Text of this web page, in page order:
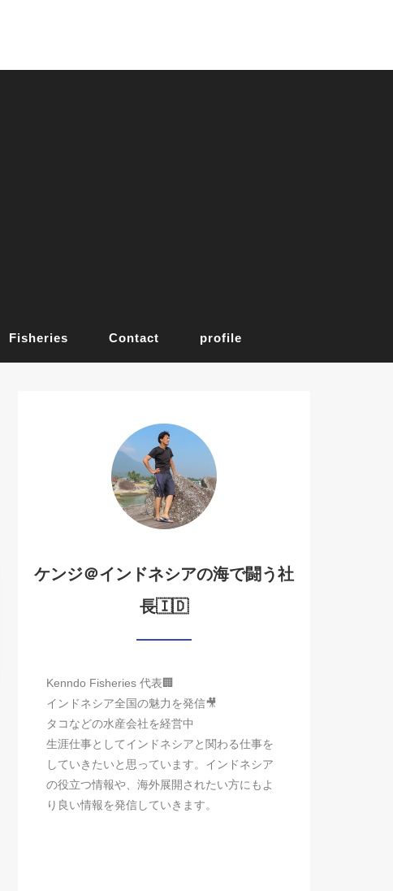
Fisheries Contact profile
ケンジ＠インドネシアの海で闘う社
長🇮🇩
Kenndo Fisheries 代表🏢
インドネシア全国の魅力を発信🎥
タコなどの水産会社を経営中
生涯仕事としてインドネシアと関わる仕事を
していきたいと思っています。インドネシア
の役立つ情報や、海外展開されたい方にもよ
り良い情報を発信していきます。